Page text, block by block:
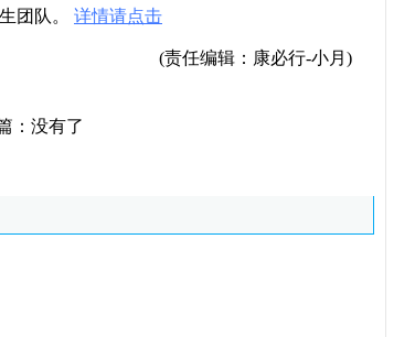
团队。 详情请点击
(责任编辑：康必行-小月)
：没有了